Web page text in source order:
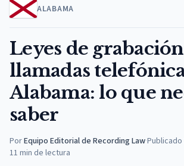
ALABAMA
Leyes de
llamadas
Alabama: lo que
saber
PorEquipo Editorial de Recording Law·Publicado
11 min de lectura